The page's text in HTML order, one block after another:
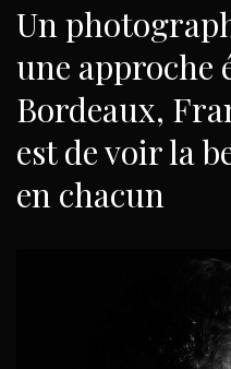
Un
une approche
Bordeaux,
est de voir la
en chacun